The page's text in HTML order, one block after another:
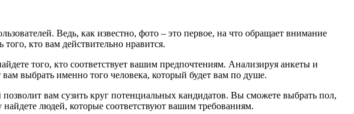
Ведь, как известно, фото – это первое, на что обращает внимание
кто вам действительно нравится.
того, кто соответствует вашим предпочтениям. Анализируя анкеты и
выбрать именно того человека, который будет вам по душе.
вам сузить круг потенциальных кандидатов. Вы сможете выбрать пол,
людей, которые соответствуют вашим требованиям.